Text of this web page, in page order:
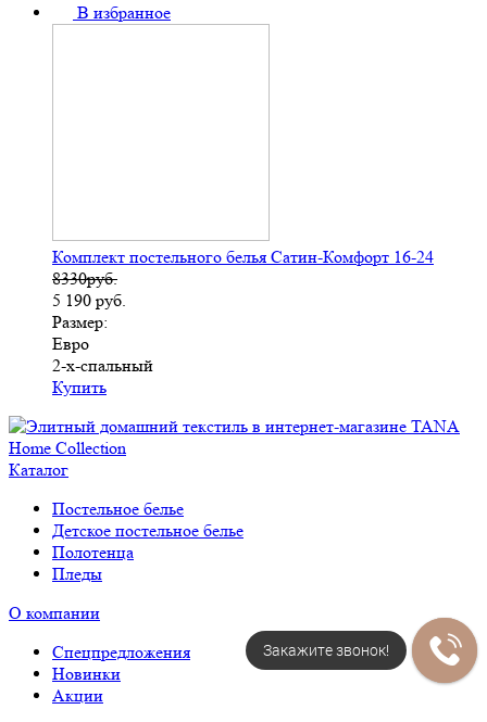
В избранное
Комплект постельного белья Сатин-Комфорт 16-24
8330руб.
5 190 руб.
Размер:
Евро
2-х-спальный
Купить
Каталог
Постельное белье
Детское постельное белье
Полотенца
Пледы
О компании
Спецпредложения
Новинки
Акции
Закажите звонок!